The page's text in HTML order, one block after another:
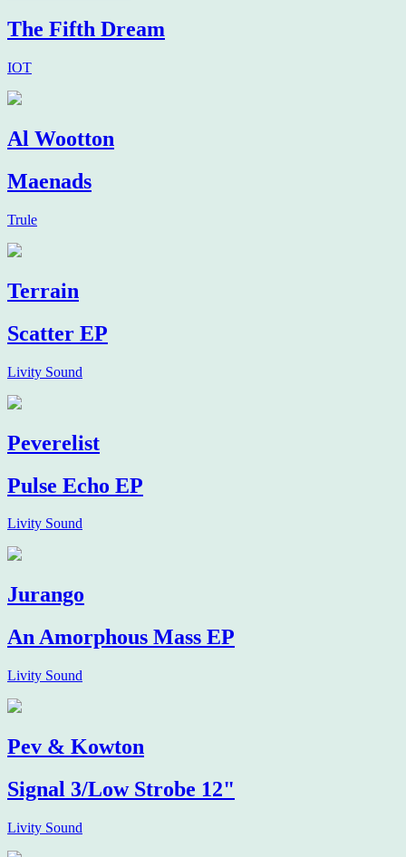
The Fifth Dream
IOT
Al Wootton
Maenads
Trule
Terrain
Scatter EP
Livity Sound
Peverelist
Pulse Echo EP
Livity Sound
Jurango
An Amorphous Mass EP
Livity Sound
Pev & Kowton
Signal 3/Low Strobe 12"
Livity Sound